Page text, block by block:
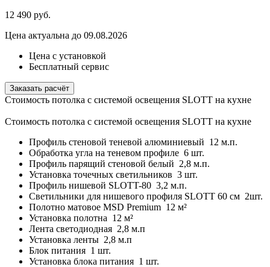
12 490 руб.
Цена актуальна до 09.08.2026
Цена с установкой
Бесплатный сервис
Заказать расчёт
Стоимость потолка с системой освещения SLOTT на кухне
Стоимость потолка с системой освещения SLOTT на кухне
Профиль стеновой теневой алюминиевый 12 м.п.
Обработка угла на теневом профиле 6 шт.
Профиль парящий стеновой белый 2,8 м.п.
Установка точечных светильников 3 шт.
Профиль нишевой SLOTT-80 3,2 м.п.
Светильники для нишевого профиля SLOTT 60 см 2шт.
Полотно матовое MSD Premium 12 м²
Установка полотна 12 м²
Лента светодиодная 2,8 м.п
Установка ленты 2,8 м.п
Блок питания 1 шт.
Установка блока питания 1 шт.